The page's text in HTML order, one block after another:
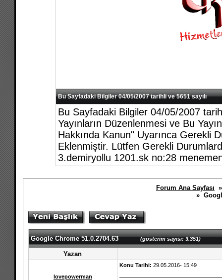
Bu Sayfadaki Bilgiler 04/05/2007 tarihli ve 5651 sayılı
Bu Sayfadaki Bilgiler 04/05/2007
Yayınların Düzenlenmesi ve Bu
Hakkında Kanun" Uyarınca Gerekli
Eklenmiştir. Lütfen Gerekli
3.demiryollu 1201.sk no:28
Forum Ana Sayfası
»
Google Chrome 51.0.2704.63(gösterim sayısı: 3.351)
Yazan
lovepowerman
Konu Tarihi: 29.05.2016- 15:49